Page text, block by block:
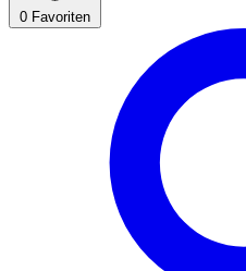
0 Favoriten